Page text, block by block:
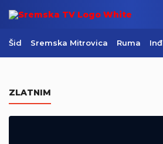
Šid Sremska Mitrovica Ruma
ZLATNIM